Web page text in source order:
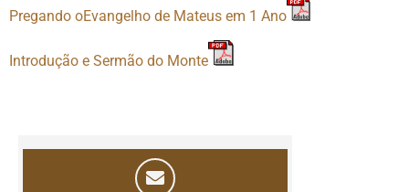
Pregando oEvangelho de Mateus em 1 Ano
Introdução e Sermão do Monte